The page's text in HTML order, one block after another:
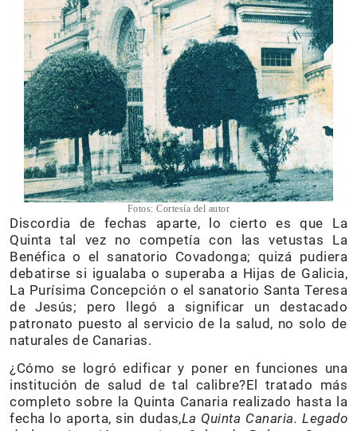
Fotos: Cortesía del autor
Discordia de fechas aparte, lo cierto es que La
Quinta tal vez no competía con las vetustas La
Benéfica o el sanatorio Covadonga; quizá pudiera
debatirse si igualaba o superaba a Hijas de Galicia,
La Purísima Concepción o el sanatorio Santa Teresa
de Jesús; pero llegó a significar un destacado
patronato puesto al servicio de la salud, no solo de
naturales de Canarias.
¿Cómo se logró edificar y poner en funciones una
institución de salud de tal calibre?El tratado más
completo sobre la Quinta Canaria realizado hasta la
fecha lo aporta, sin dudas,La Quinta Canaria. Legado